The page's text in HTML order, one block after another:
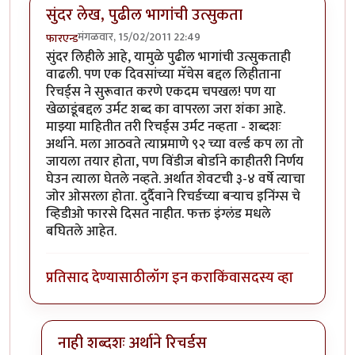
सुंदर लेख, पुढील भागांची उत्सुकता
फारएन्डमंगळवार, 15/02/2011 22:49
सुंदर लिहीले आहे, यामुळे पुढील भागांची उत्सुकताही
वाढली. पण एक दिवसांच्या मॅचेस बद्दल लिहीताना
रिचर्ड्स ने सुरूवात करणे एकदम चपखल! पण या
खेळाडूंबद्दल उर्मट शब्द का वापरला जरा शंका आहे.
माझ्या माहितीत तरी रिचर्ड्स उर्मट नव्हता - शब्दशः
अर्थाने. मला आठवते त्याप्रमाणे ९२ च्या वर्ल्ड कप ला तो
जायला तयार होता, पण विंडीज बोर्डाने काहीतरी निर्णय
घेउन त्याला घेतले नव्हते. अर्थात शेवटची ३-४ वर्षे त्याचा
जोर ओसरला होता. दुर्दैवाने रिचर्डच्या बर्‍याच इनिंग्स चे
व्हिडीओ फारसे दिसत नाहीत. फक्त इंग्लंड मधले
बघितले आहेत.
प्रतिसाद देण्यासाठीलॉग इन कराकिंवासदस्य व्हा
नाही शब्दशः अर्थाने रिचर्डस